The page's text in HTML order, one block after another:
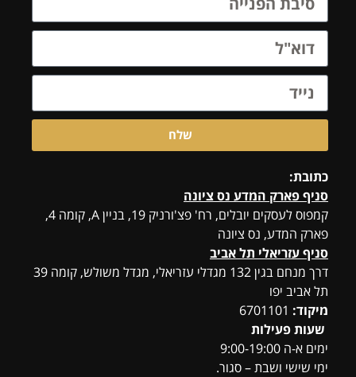
שלח
כתובת:
סניף פארק המדע נס ציונה
קמפוס לעסקים יובלים, רח' פצ'ורניק 19, בניין A, קומה 4,
פארק המדע, נס ציונה
סניף עזריאלי תל אביב
דרך מנחם בגין 132 מגדלי עזריאלי, מגדל משולש, קומה 39
תל אביב יפו
מיקוד:
שעות פעילות
ימים א-ה 9:00-19:00
ימי שישי ושבת – סגור.